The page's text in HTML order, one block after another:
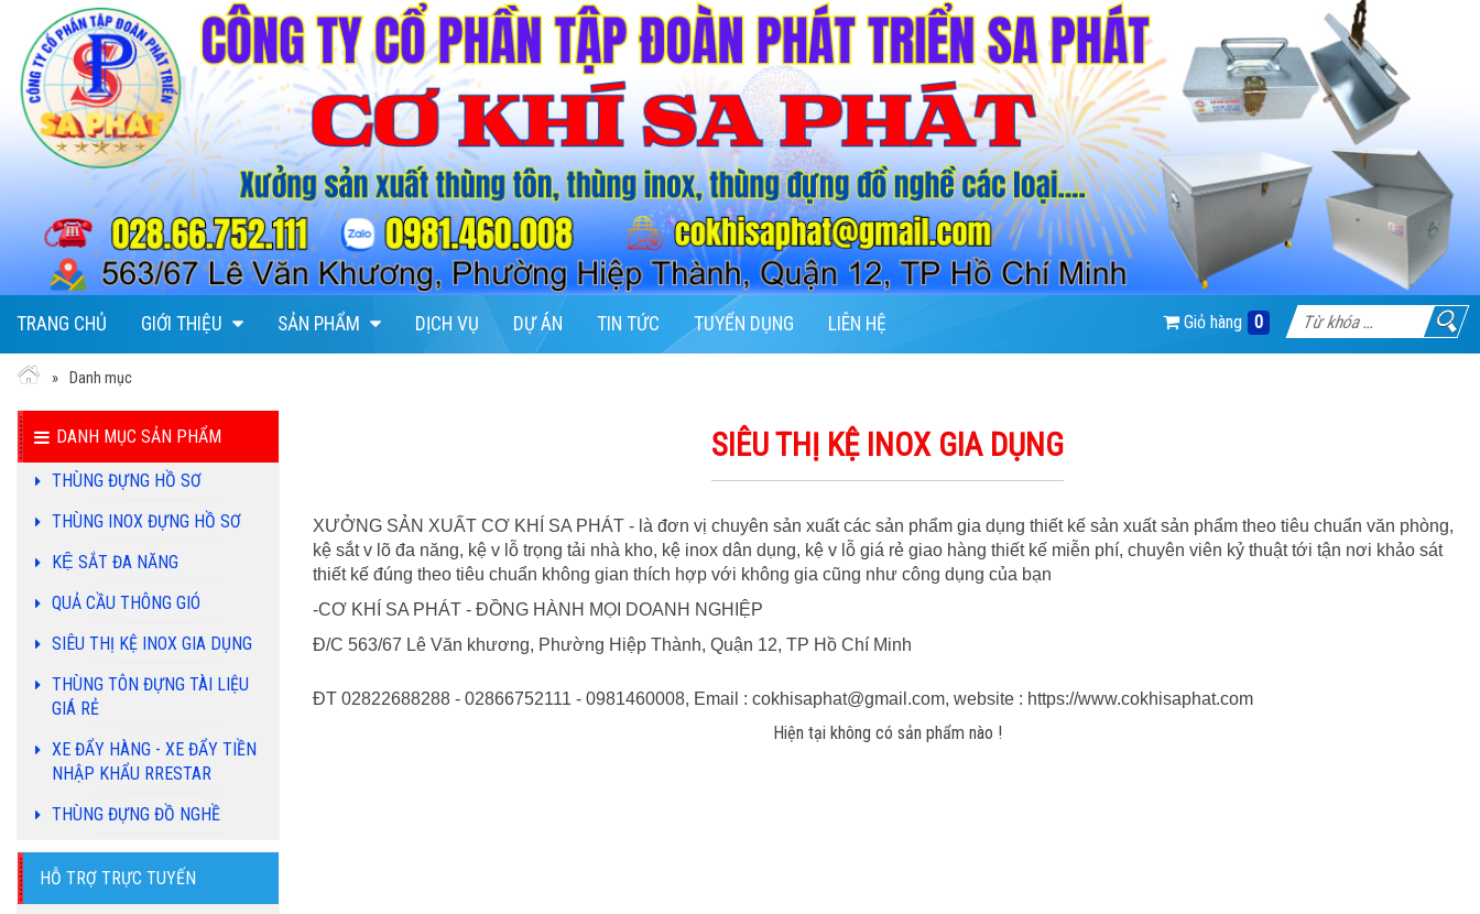
TRANG CHỦ GIỚI THIỆU SẢN PHẨM DỊCH VỤ DỰ ÁN TIN TỨC TUYỂN DỤNG LIÊN HỆ Giỏ hàng 0
Danh mục
SIÊU THỊ KỆ INOX GIA DỤNG
XƯỞNG SẢN XUẤT CƠ KHÍ SA PHÁT - là đơn vị chuyên sản xuất các sản phẩm gia dụng thiết kế sản xuất sản phẩm theo tiêu chuẩn văn phòng,
kệ sắt v lõ đa năng, kệ v lỗ trọng tải nhà kho, kệ inox dân dụng, kệ v lỗ giá rẻ giao hàng thiết kế miễn phí, chuyên viên kỷ thuật tới tận nơi khảo sát
thiết kế đúng theo tiêu chuẩn không gian thích hợp với không gia cũng như công dụng của bạn
-CƠ KHÍ SA PHÁT - ĐỒNG HÀNH MỌI DOANH NGHIỆP
Đ/C 563/67 Lê Văn khương, Phường Hiệp Thành, Quận 12, TP Hồ Chí Minh
ĐT 02822688288 - 02866752111 - 0981460008, Email : cokhisaphat@gmail.com, website : https://www.cokhisaphat.com
Hiện tại không có sản phẩm nào !
DANH MỤC SẢN PHẨM
THÙNG ĐỰNG HỒ SƠ
THÙNG INOX ĐỰNG HỒ SƠ
KỆ SẮT ĐA NĂNG
QUẢ CẦU THÔNG GIÓ
SIÊU THỊ KỆ INOX GIA DỤNG
THÙNG TÔN ĐỰNG TÀI LIỆU
GIÁ RẺ
XE ĐẨY HÀNG - XE ĐẨY TIỀN
NHẬP KHẨU RRESTAR
THÙNG ĐỰNG ĐỒ NGHỀ
HỖ TRỢ TRỰC TUYẾN